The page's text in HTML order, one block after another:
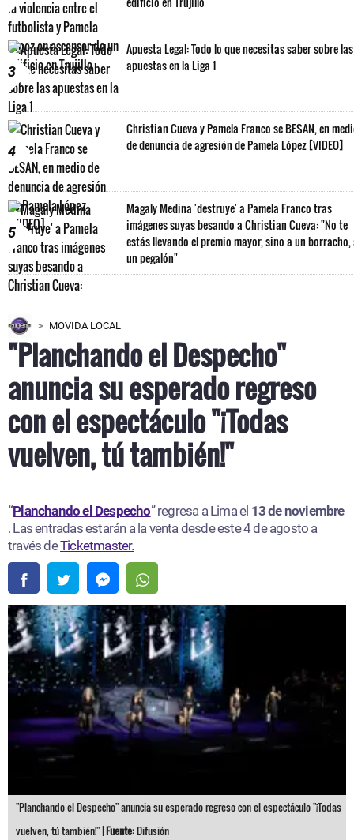
3
Apuesta Legal: Todo lo que necesitas saber sobre las
apuestas en la Liga 1
4
Christian Cueva y Pamela Franco se BESAN, en
de denuncia de agresión de Pamela López [VIDEO]
5
Magaly Medina 'destruye' a Pamela Franco tras
imágenes suyas besando a Christian Cueva: "No te
estás llevando el premio mayor, sino a un borracho,
un pegalón"
MOVIDA LOCAL
"Planchando el Despecho"
anuncia su esperado regreso
con el espectáculo "¡Todas
vuelven, tú también!"
“Planchando el Despecho” regresa a Lima el 13 de noviembre
. Las entradas estarán a la venta desde este 4 de agosto a
través deTicketmaster.
"Planchando el Despecho" anuncia su esperado regreso con el espectáculo "¡Todas
vuelven, tú también!" |Fuente:Difusión